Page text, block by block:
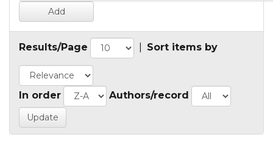
Results/Page Sort items by
In order Authors/record